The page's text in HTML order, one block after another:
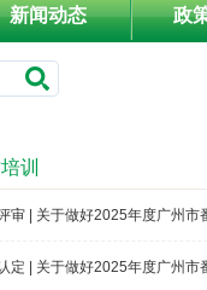
新闻动态 政
训
审 | 关于做好2025年度广州
定 | 关于做好2025年度广州